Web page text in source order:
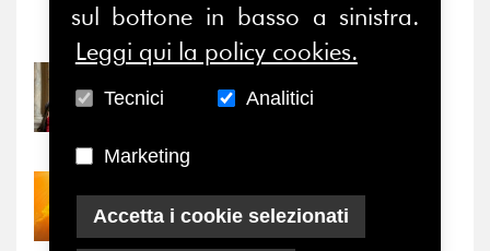
Notizie-Eventi
Prima della pausa estiva,
30/07/2026
Nove anni dopo la
“grande cecità”: la...
sul bottone in basso a sinistra.
Leggi qui la policy cookies.
Tecnici Analitici
Marketing
Accetta i cookie selezionati